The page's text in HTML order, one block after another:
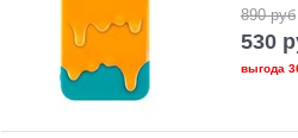
890 руб
530
выгода